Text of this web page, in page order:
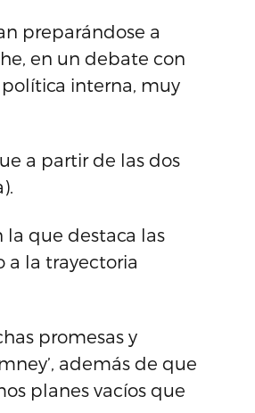
preparándose a
en un debate con
interna, muy
a partir de las dos
la que destaca las
a la trayectoria
promesas y
además de que
planes vacíos que